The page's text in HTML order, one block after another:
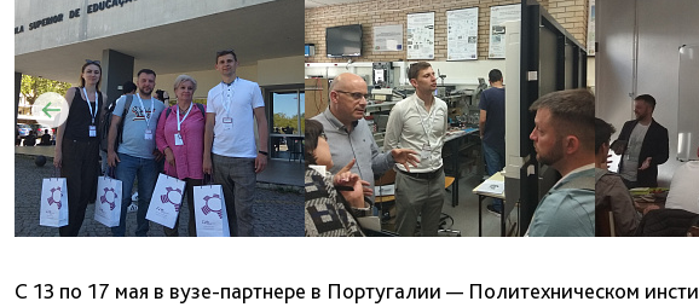
С 13 по 17 мая в вузе-партнере в Португалии — Политехническом